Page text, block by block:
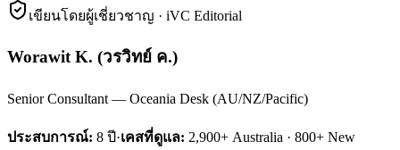
เขียนโดยผู้เชี่ยวชาญ · iVC Editorial
Worawit K. (วรวิทย์ ค.)
Senior Consultant — Oceania Desk (AU/NZ/Pacific)
ประสบการณ์: 8 ปี·เคสที่ดูแล: 2,900+ Australia · 800+ New